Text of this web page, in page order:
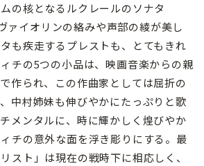
の核となるルクレールのソナタ
ァイオリンの絡みや声部の綾が美し
も疾走するプレストも、とてもきれ
チの5つの小品は、映画音楽からの親
作られ、この作曲家としては屈折の
中村姉妹も伸びやかにたっぷりと歌
メンタルに、時に輝かしく煌びやか
チの意外な面を浮き彫りにする。最
スト」は現在の戦時下に相応しく、